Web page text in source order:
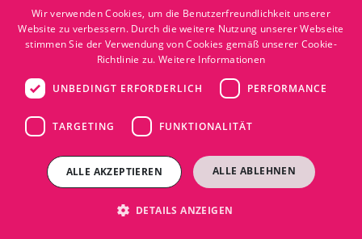
Wir verwenden Cookies, um die Benutzerfreundlichkeit unserer
Website zu verbessern. Durch die weitere Nutzung unserer Webseite
stimmen Sie der Verwendung von Cookies gemäß unserer Cookie-
Richtlinie zu.Weitere Informationen
UNBEDINGT ERFORDERLICH PERFORMANCE
TARGETING FUNKTIONALITÄT
ALLE AKZEPTIEREN ALLE ABLEHNEN
DETAILS ANZEIGEN